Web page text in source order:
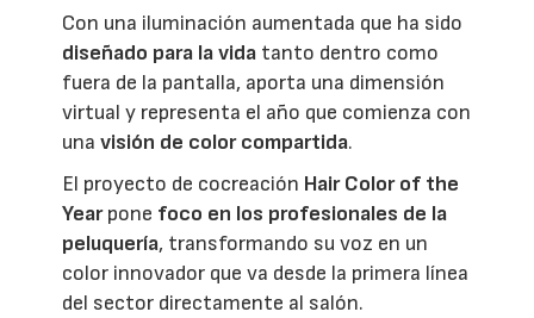
Con una iluminación aumentada que ha sido
diseñado para la vida tanto dentro como
fuera de la pantalla, aporta una dimensión
virtual y representa el año que comienza con
unavisión de color compartida.
El proyecto de cocreación Hair Color of the
Yearpone foco en los profesionales de la
peluquería, transformando su voz en un
color innovador que va desde la primera línea
del sector directamente al salón.